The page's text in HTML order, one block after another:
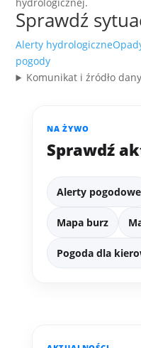
Sprawdź
Alerty hydrologiczne
pogody
Komunikat i źródło
NA ŻYWO
Sprawdź
Alerty pogodowe
Mapa burz
Pogoda dla